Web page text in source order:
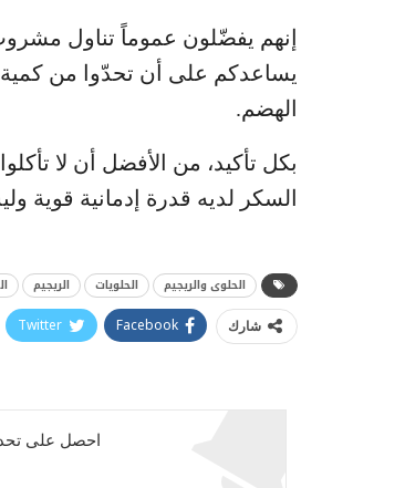
إنهم يفضّلون عموماً تناول
يساعدكم على أن تحدّوا من كمية
الهضم.
بكل تأكيد، من الأفضل أن لا
السكر لديه قدرة إدمانية قوية
الحلوى والريجيم الحلويات الريجيم
شارك Facebook
Twitter
احصل على